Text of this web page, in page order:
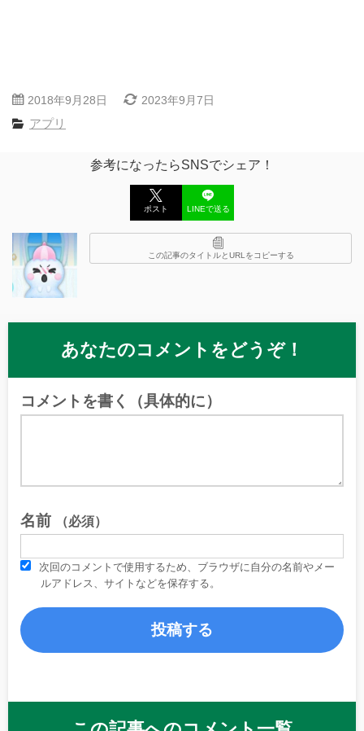
2018年9月28日 2023年9月7日
アプリ
参考になったらSNSでシェア！
ポスト LINEで送る
この記事のタイトルとURLをコピーする
あなたのコメントをどうぞ！
コメントを書く（具体的に）
名前 （必須）
次回のコメントで使用するため、ブラウザに自分の名前やメー
ルアドレス、サイトなどを保存する。